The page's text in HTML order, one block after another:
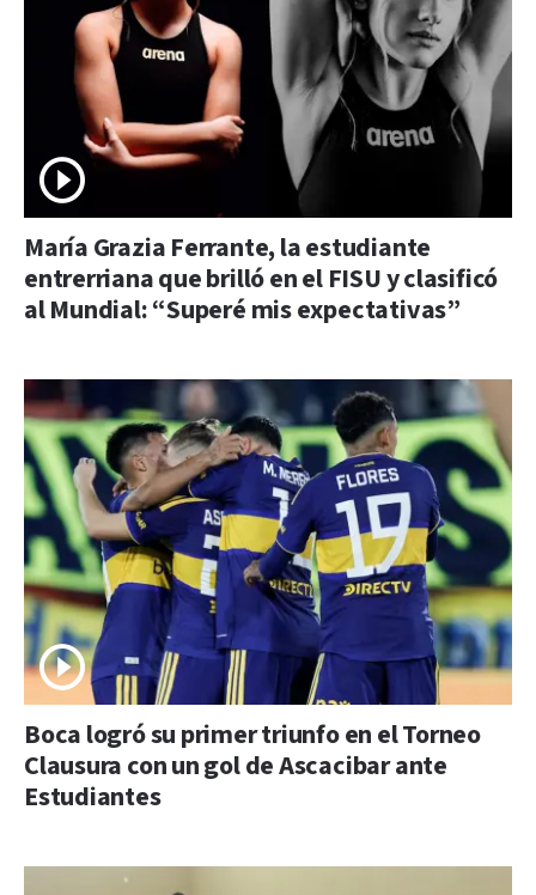
María Grazia Ferrante, la estudiante
entrerriana que brilló en el FISU y clasificó
al Mundial: “Superé mis expectativas”
Boca logró su primer triunfo en el Torneo
Clausura con un gol de Ascacibar ante
Estudiantes